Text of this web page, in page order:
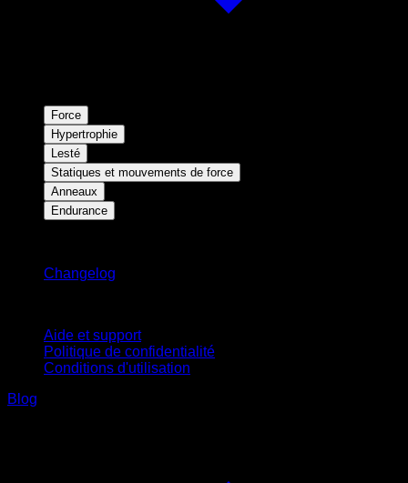
Force
Hypertrophie
Lesté
Statiques et mouvements de force
Anneaux
Endurance
Changelog
Aide et support
Politique de confidentialité
Conditions d'utilisation
Blog